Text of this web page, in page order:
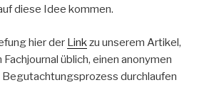
diese Idee kommen.
hier der Linkzu unserem Artikel,
üblich, einen anonymen
Begutachtungsprozess durchlaufen